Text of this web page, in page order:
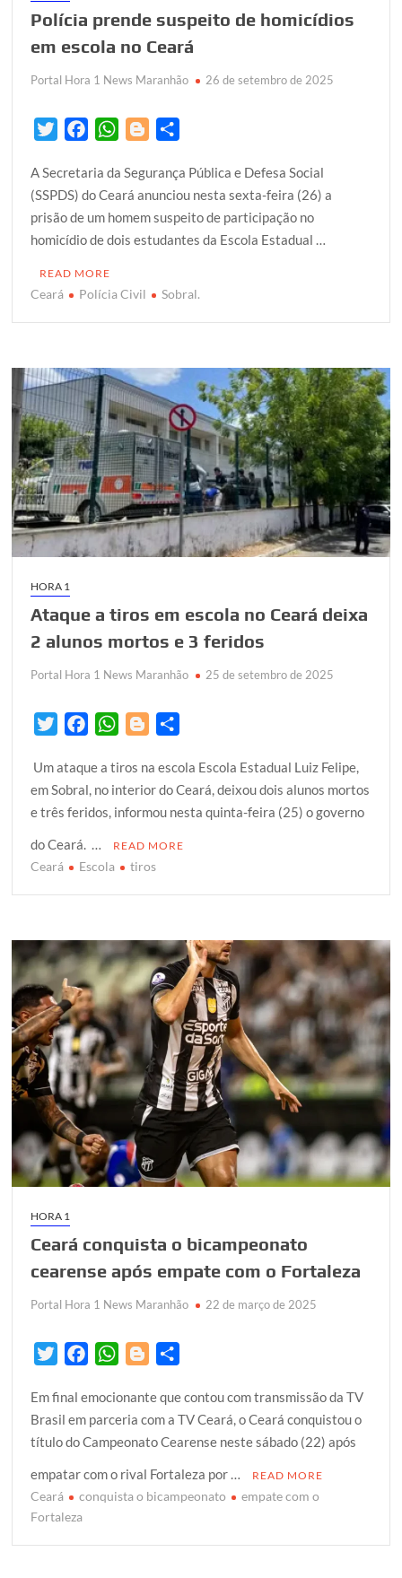
Polícia prende suspeito de homicídios
em escola no Ceará
Portal Hora 1 News Maranhão 26 de setembro de 2025
i
t
t
e
r
c
e
b
o
o
k
W
a
t
s
A
p
o
g
g
e
a
r
e
A Secretaria da Segurança Pública e Defesa Social
(SSPDS) do Ceará anunciou nesta sexta-feira (26) a
prisão de um homem suspeito de participação no
homicídio de dois estudantes da Escola Estadual …
READ MORE
Ceará Polícia Civil Sobral.
HORA 1
Ataque a tiros em escola no Ceará deixa
2 alunos mortos e 3 feridos
Portal Hora 1 News Maranhão 25 de setembro de 2025
i
t
t
e
r
c
e
b
o
W
a
t
s
A
p
o
g
g
e
r
a
r
e
Um ataque a tiros na escola Escola Estadual Luiz Felipe,
em Sobral, no interior do Ceará, deixou dois alunos mortos
e três feridos, informou nesta quinta-feira (25) o governo
do Ceará. …
READ MORE
Ceará Escola tiros
HORA 1
Ceará conquista o bicampeonato
cearense após empate com o Fortaleza
Portal Hora 1 News Maranhão 22 de março de 2025
i
t
t
e
r
c
e
b
o
o
W
a
t
s
A
p
o
g
g
e
r
a
r
e
Em final emocionante que contou com transmissão da TV
Brasil em parceria com a TV Ceará, o Ceará conquistou o
título do Campeonato Cearense neste sábado (22) após
empatar com o rival Fortaleza por …
READ MORE
Ceará conquista o bicampeonato
empate com o
Fortaleza